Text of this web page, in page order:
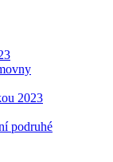
2023
podruhé